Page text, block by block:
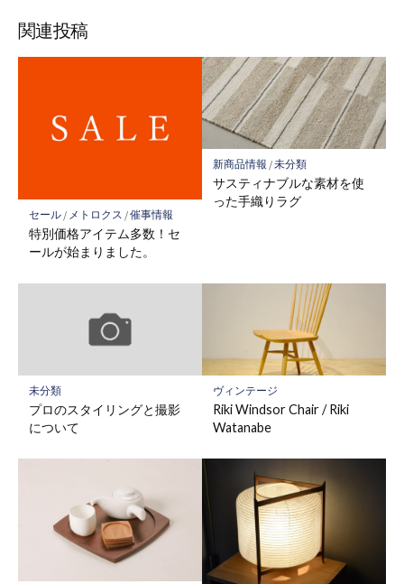
関連投稿
セール/ メトロクス /催事情報
特別価格アイテム多数！セ
ールが始まりました。
新商品情報 /未分類
サスティナブルな素材を使
った手織りラグ
未分類
プロのスタイリングと撮影
について
ヴィンテージ
Riki Windsor Chair / Riki
Watanabe